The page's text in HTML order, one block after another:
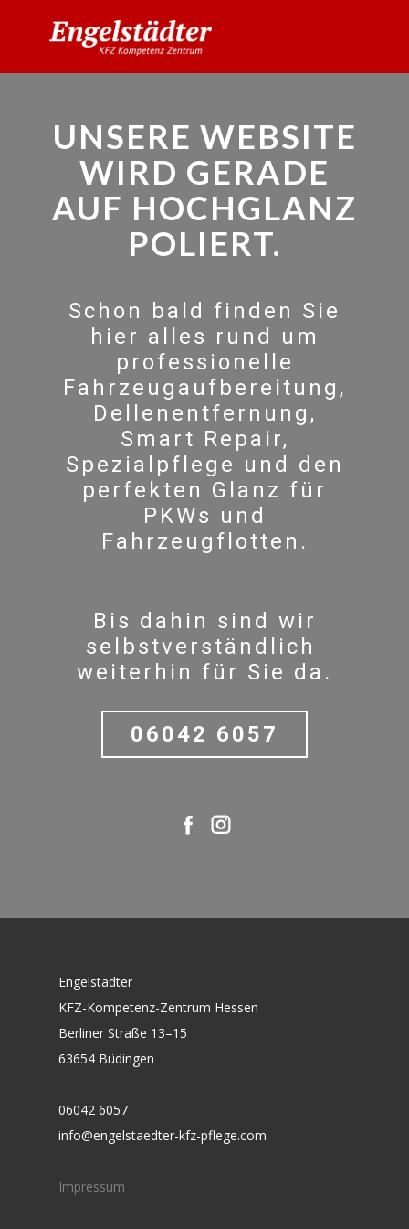
UNSERE WEBSITE
WIRD GERADE
AUF HOCHGLANZ
POLIERT.
Schon bald finden Sie
hier alles rund um
professionelle
Fahrzeugaufbereitung,
Dellenentfernung,
Smart Repair,
Spezialpflege und den
perfekten Glanz für
PKWs und
Fahrzeugflotten.
Bis dahin sind wir
selbstverständlich
weiterhin für Sie da.
06042 6057
Engelstädter
KFZ-Kompetenz-Zentrum Hessen
Berliner Straße 13–15
63654 Büdingen
06042 6057
info@engelstaedter-kfz-pflege.com
Impressum